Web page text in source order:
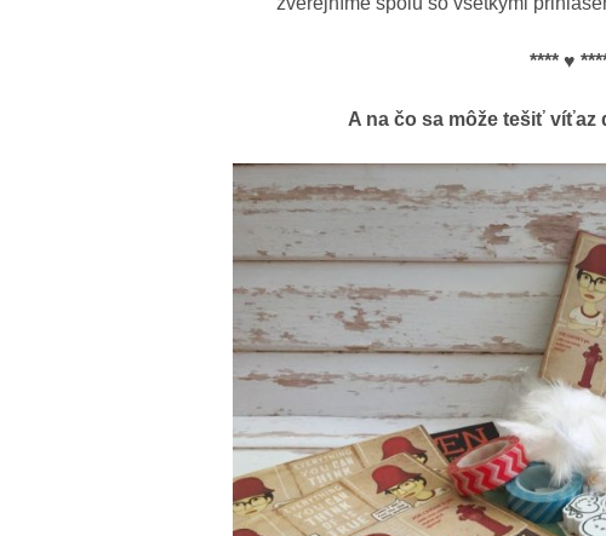
**** ♥
A na čo sa môže tešiť víťaz